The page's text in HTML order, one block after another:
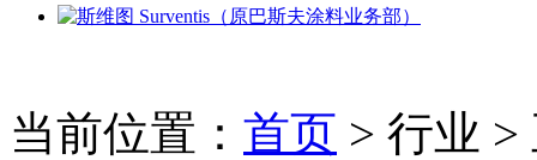
当前位置： 首页 > 行业 >